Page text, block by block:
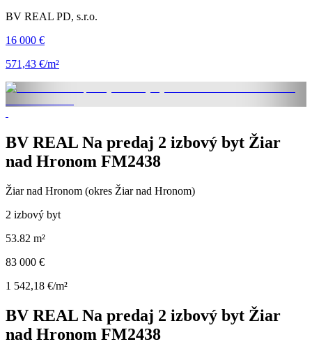
BV REAL PD, s.r.o.
16 000 €
571,43 €/m²
BV REAL Na predaj 2 izbový byt Žiar
nad Hronom FM2438
Žiar nad Hronom (okres Žiar nad Hronom)
2 izbový byt
53.82 m²
83 000 €
1 542,18 €/m²
BV REAL Na predaj 2 izbový byt Žiar
nad Hronom FM2438